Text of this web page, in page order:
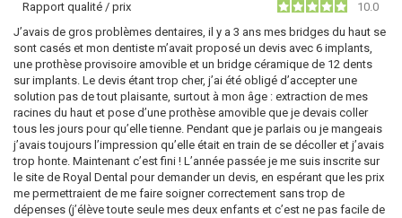
Rapport qualité / prix
10.0
J’avais de gros problèmes dentaires, il y a 3 ans mes bridges du haut se
sont casés et mon dentiste m’avait proposé un devis avec 6 implants,
une prothèse provisoire amovible et un bridge céramique de 12 dents
sur implants. Le devis étant trop cher, j’ai été obligé d’accepter une
solution pas de tout plaisante, surtout à mon âge : extraction de mes
racines du haut et pose d’une prothèse amovible que je devais coller
tous les jours pour qu’elle tienne. Pendant que je parlais ou je mangeais
j’avais toujours l’impression qu’elle était en train de se décoller et j’avais
trop honte. Maintenant c’est fini ! L’année passée je me suis inscrite sur
le site de Royal Dental pour demander un devis, en espérant que les prix
me permettraient de me faire soigner correctement sans trop de
dépenses (j’élève toute seule mes deux enfants et c’est ne pas facile de